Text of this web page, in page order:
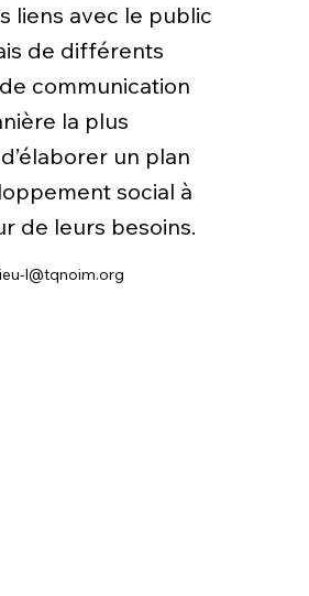
liens avec le public
de différents
communication
la plus
un plan
social à
de leurs besoins.
l@tqnoim.org